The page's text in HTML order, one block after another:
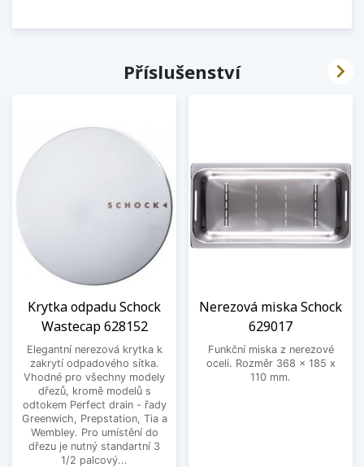
Příslušenství
Krytka odpadu Schock
Wastecap 628152
Elegantní nerezová krytka k
zakrytí odpadového sítka.
Vhodné pro všechny modely
dřezů, kromě modelů s
odtokem Perfect drain - řady
Greenwich, Prepstation, Tia a
Wembley. Pro umístění do
dřezu je nutný standartní 3
1/2 palcový...
Nerezová miska Schock
629017
Funkční miska z nerezové
oceli. Rozměr 368 x 185 x
110 mm.
